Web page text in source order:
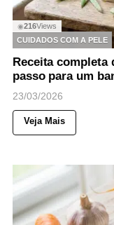
◉216Views
CUIDADOS COM A PELE
Receita completa
passo para um
23/03/2026
Veja Mais